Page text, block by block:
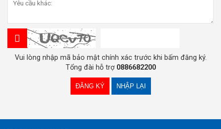
Vui lòng nhập mã bảo mật chính xác trước khi bấm đăng ký.
Tổng đài hỗ trợ 0886682200